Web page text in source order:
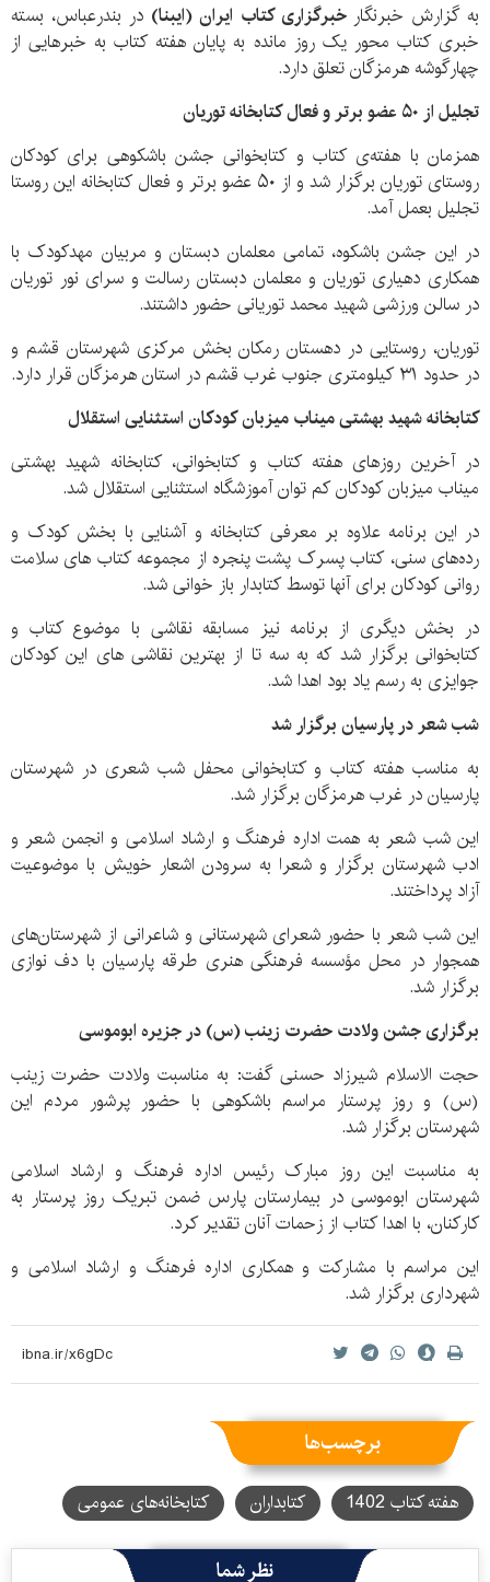
به گزارش خبرنگار خبرگزاری کتاب ایران(ایبنا) در بندرعباس، بسته
خبری کتاب محور یک روز مانده به پایان هفته کتاب به خبرهایی از
چهارگوشه هرمزگان تعلق دارد.
تجلیل از ۵۰ عضو برتر و فعال کتابخانه
توریان
همزمان با هفته‌ی کتاب و کتابخوانی جشن باشکوهی برای کودکان
روستای توریان برگزار شد و از ۵۰ عضو برتر و فعال کتابخانه این روستا
تجلیل بعمل آمد.
در این جشن باشکوه، تمامی معلمان دبستان و مربیان مهدکودک با
همکاری دهیاری توریان و معلمان دبستان رسالت و سرای نور توریان
در سالن ورزشی شهید محمد توریانی حضور داشتند.
توریان، روستایی در دهستان رمکان بخش مرکزی شهرستان قشم و
در حدود ۳۱ کیلومتری جنوب غرب قشم در استان هرمزگان قرار دارد.
کتابخانه شهید بهشتی میناب میزبان کودکان استثنایی استقلال
در آخرین روزهای هفته کتاب و کتابخوانی، کتابخانه شهید بهشتی
میناب میزبان کودکان کم توان آموزشگاه استثنایی استقلال شد.
در این برنامه علاوه بر معرفی کتابخانه و آشنایی با بخش کودک و
رده‌های سنی، کتاب پسرک پشت پنجره از مجموعه کتاب های سلامت
روانی کودکان برای آنها توسط کتابدار باز خوانی شد.
در بخش دیگری از برنامه نیز مسابقه نقاشی با موضوع کتاب و
کتابخوانی برگزار شد که به سه تا از بهترین نقاشی های این کودکان
جوایزی به رسم یاد بود اهدا شد.
شب شعر در پارسیان برگزار شد
به مناسب هفته کتاب و کتابخوانی محفل شب شعری در شهرستان
پارسیان در غرب هرمزگان برگزار شد.
این شب شعر به همت اداره فرهنگ و ارشاد اسلامی و انجمن شعر و
ادب شهرستان برگزار و شعرا به سرودن اشعار خویش با موضوعیت
آزاد پرداختند.
این شب شعر با حضور شعرای شهرستانی و شاعرانی از شهرستان‌های
همجوار در محل مؤسسه فرهنگی هنری طرقه پارسیان با دف نوازی
برگزار شد.
برگزاری جشن ولادت حضرت زینب (س) در جزیره ابوموسی
حجت الاسلام شیرزاد حسنی گفت: به مناسبت ولادت حضرت زینب
(س) و روز پرستار مراسم باشکوهی با حضور پرشور مردم این
شهرستان برگزار شد.
به مناسبت این روز مبارک رئیس اداره فرهنگ و ارشاد اسلامی
شهرستان ابوموسی در بیمارستان پارس ضمن تبریک روز پرستار به
کارکنان، با اهدا کتاب از زحمات آنان تقدیر کرد.
این مراسم با مشارکت و همکاری اداره فرهنگ و ارشاد اسلامی و
شهرداری برگزار شد.
برچسب‌ها
هفته کتاب 1402 کتابداران کتابخانه‌های عمومی
نظر شما